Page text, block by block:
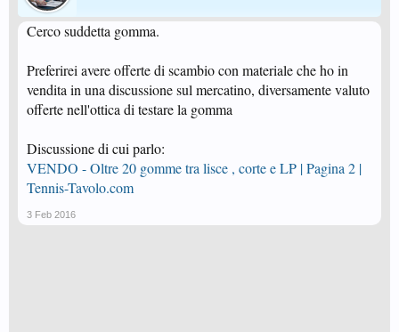
Cerco suddetta gomma.
Preferirei avere offerte di scambio con materiale che ho in
vendita in una discussione sul mercatino, diversamente valuto
offerte nell'ottica di testare la gomma
Discussione di cui parlo:
VENDO - Oltre 20 gomme tra lisce , corte e LP | Pagina 2 |
Tennis-Tavolo.com
3 Feb 2016